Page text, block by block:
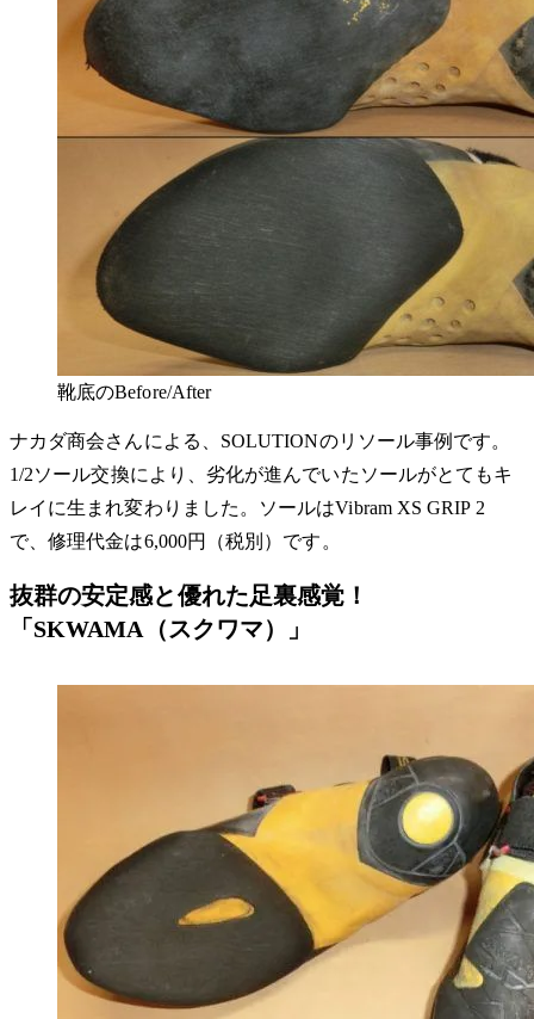
靴底のBefore/After
ナカダ商会さんによる、SOLUTIONのリソール事例です。
1/2ソール交換により、劣化が進んでいたソールがとてもキ
レイに生まれ変わりました。ソールはVibram XS GRIP 2
で、修理代金は6,000円（税別）です。
抜群の安定感と優れた足裏感覚！
「SKWAMA（スクワマ）」